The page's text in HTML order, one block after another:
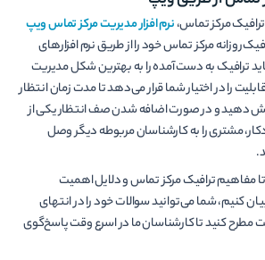
مرکز تماس،نرم افزار مدیریت مرکز تماس ویپ
روزانه مرکز تماس خود را از طریق نرم افزارهای
ترافیک به دست آمده را به بهترین شکل مدیریت
را در اختیار شما قرار می‌دهد تا مدت زمان انتظار
دهید و در صورت اضافه شدن صف انتظار یکی از
مشتری را به کارشناسان مربوطه دیگر وصل
مفاهیم ترافیک مرکز تماس و دلایل اهمیت
کنیم، شما می‌توانید سوالات خود را در انتهای
مطرح کنید تا کارشناسان ما در اسرع وقت پاسخ‌گوی